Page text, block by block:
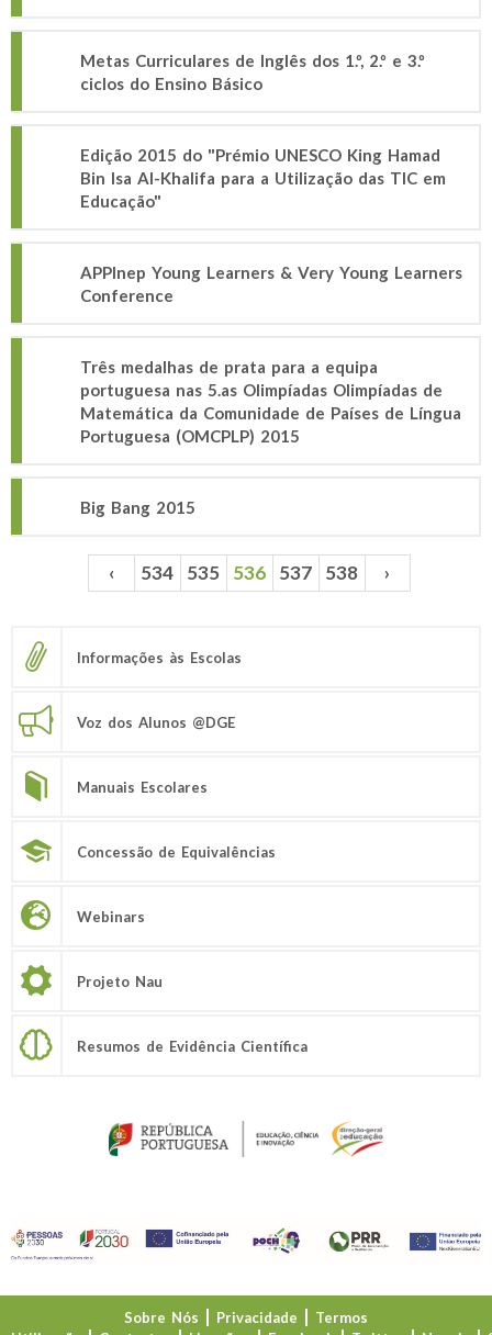
Metas Curriculares de Inglês dos 1.º, 2.º e 3.º
ciclos do Ensino Básico
Edição 2015 do "Prémio UNESCO King Hamad
Bin Isa Al-Khalifa para a Utilização das TIC em
Educação"
APPInep Young Learners & Very Young Learners
Conference
Três medalhas de prata para a equipa
portuguesa nas 5.as Olimpíadas Olimpíadas de
Matemática da Comunidade de Países de Língua
Portuguesa (OMCPLP) 2015
Big Bang 2015
Páginas ‹ 534 535 536 537 538 ›
Informações às Escolas
Voz dos Alunos @DGE
Manuais Escolares
Concessão de Equivalências
Webinars
Projeto Nau
Resumos de Evidência Científica
Sobre Nós Privacidade
Termos